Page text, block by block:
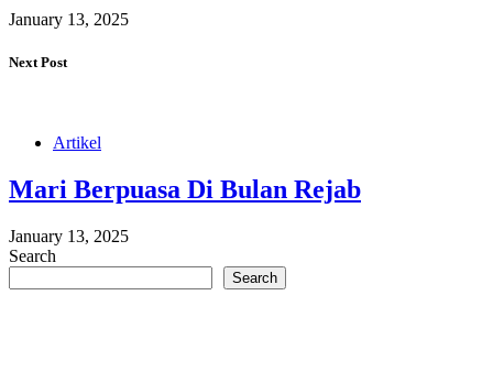
January 13, 2025
Next Post
Artikel
Mari Berpuasa Di Bulan Rejab
January 13, 2025
Search
Search